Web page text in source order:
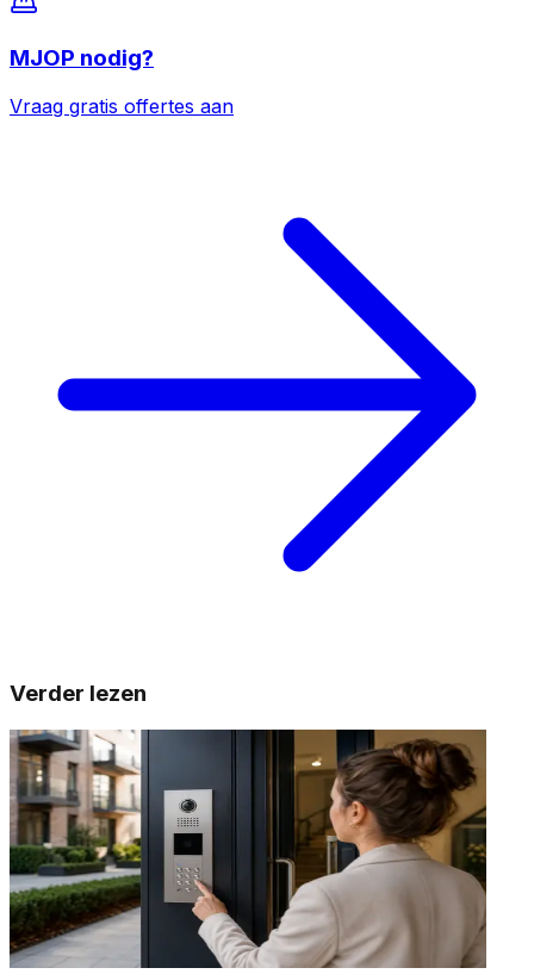
MJOP nodig?
Vraag gratis offertes aan
Verder lezen